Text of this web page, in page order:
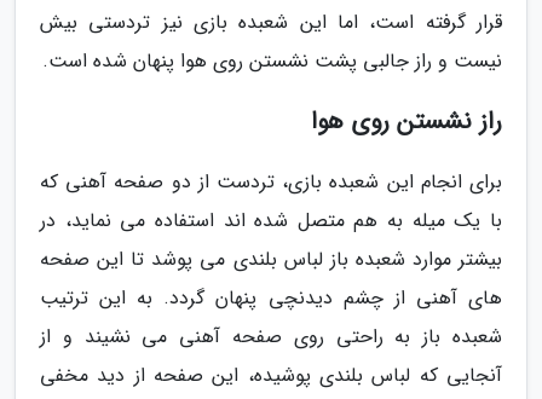
قرار گرفته است، اما این شعبده بازی نیز تردستی بیش
نیست و راز جالبی پشت نشستن روی هوا پنهان شده است.
راز نشستن روی هوا
برای انجام این شعبده بازی، تردست از دو صفحه آهنی که
با یک میله به هم متصل شده اند استفاده می نماید، در
بیشتر موارد شعبده باز لباس بلندی می پوشد تا این صفحه
های آهنی از چشم دیدنچی پنهان گردد. به این ترتیب
شعبده باز به راحتی روی صفحه آهنی می نشیند و از
آنجایی که لباس بلندی پوشیده، این صفحه از دید مخفی